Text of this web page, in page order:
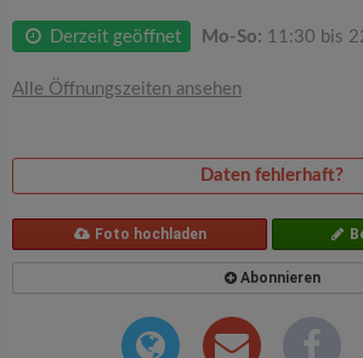
Derzeit geöffnet Mo-So: 11:30 bis
Alle Öffnungszeiten ansehen
Daten fehlerhaft?
Foto hochladen
Abonnieren
t
i
o
n